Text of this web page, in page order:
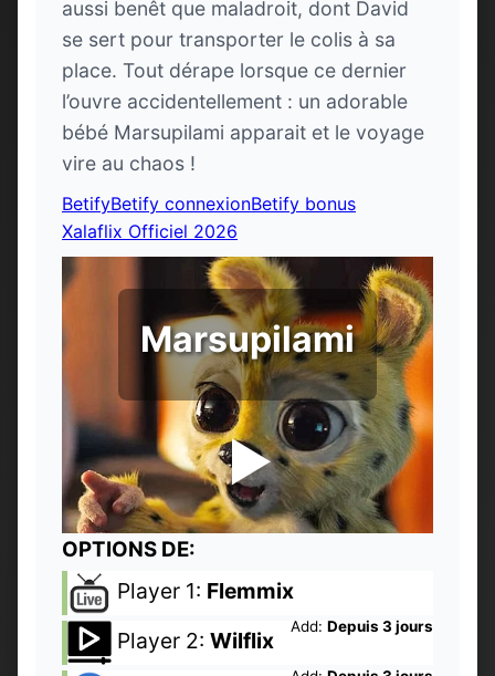
aussi benêt que maladroit, dont David
se sert pour transporter le colis à sa
place. Tout dérape lorsque ce dernier
l’ouvre accidentellement : un adorable
bébé Marsupilami apparait et le voyage
vire au chaos !
BetifyBetify connexionBetify bonus
Xalaflix Officiel 2026
Marsupilami
OPTIONS DE:
Player 1: Flemmix
Add: Depuis 3 jours
Player 2: Wilflix